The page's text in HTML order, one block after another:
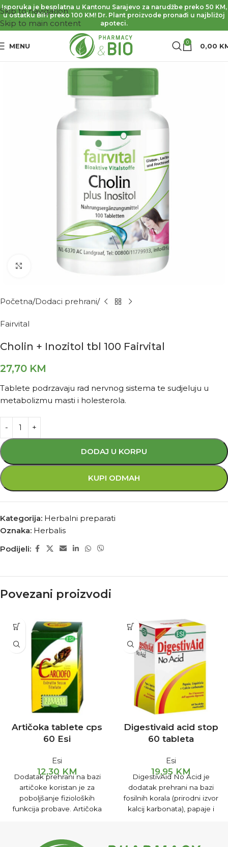
Skip to navigation
Skip to main content
Isporuka je besplatna u Kantonu Sarajevo za narudžbe preko 50 KM,
u ostatku BiH preko 100 KM! Dr. Plant proizvode pronađi u najbližoj
apoteci.
MENU 0 0,00
Kliknite za povećanje
Početna Dodaci prehrani
Fairvital
Cholin + Inozitol tbl 100 Fairvital
27,70 KM
Tablete podrzavaju rad nervnog sistema te sudjeluju u
metabolizmu masti i holesterola.
DODAJ U KORPU
KUPI ODMAH
Kategorija: Herbalni preparati
Oznaka: Herbalis
Podijeli:
Povezani proizvodi
Artičoka tablete cps
60 Esi
Esi
12,30 KM
Dodatak prehrani na bazi
artičoke koristan je za
poboljšanje fizioloških
funkcija probave. Artičoka
sprečava formiranje žučnog
Digestivaid acid stop
60 tableta
Esi
19,95 KM
DigestivAid No Acid je
dodatak prehrani na bazi
fosilnih korala (prirodni izvor
kalcij karbonata), papaje i